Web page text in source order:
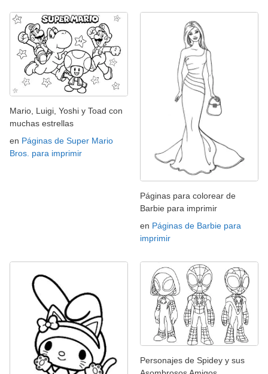
Mario, Luigi, Yoshi y Toad con
muchas estrellas
en Páginas de Super Mario
Bros. para imprimir
Páginas para colorear de
Barbie para imprimir
en Páginas de Barbie para
imprimir
Personajes de Spidey y sus